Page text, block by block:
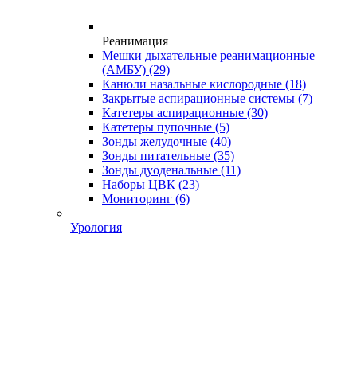
Реанимация
Мешки дыхательные реанимационные
(АМБУ) (29)
Канюли назальные кислородные (18)
Закрытые аспирационные системы (7)
Катетеры аспирационные (30)
Катетеры пупочные (5)
Зонды желудочные (40)
Зонды питательные (35)
Зонды дуоденальные (11)
Наборы ЦВК (23)
Мониторинг (6)
Урология